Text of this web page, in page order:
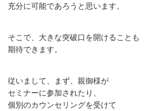
充分に可能であろうと思います。
そこで、大きな突破口を開けることも
期待できます。
従いまして、まず、親御様が
セミナーに参加されたり、
個別のカウンセリングを受けて